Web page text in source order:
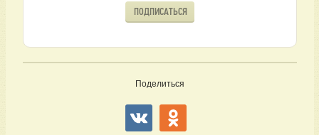
ПОДПИСАТЬСЯ
Поделиться